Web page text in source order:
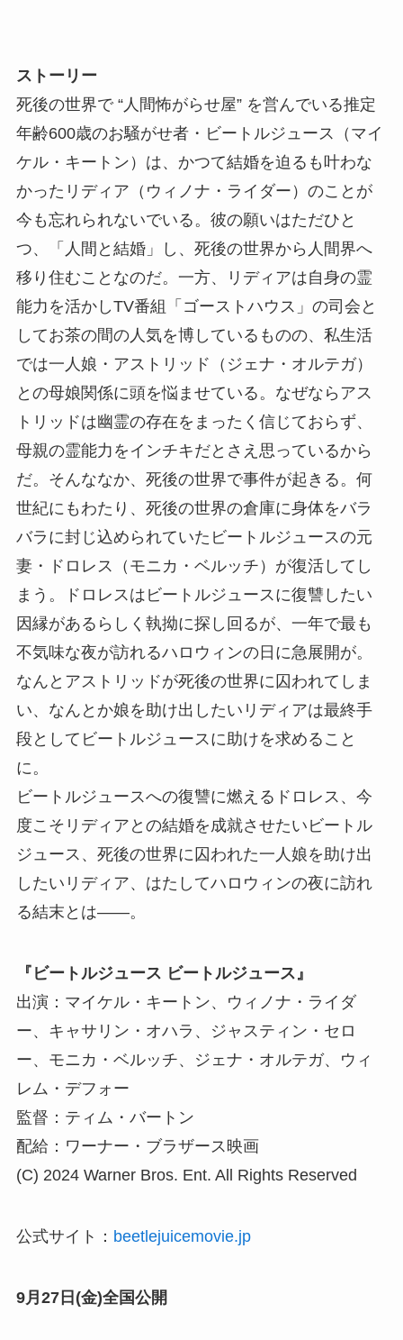
ストーリー
死後の世界で “人間怖がらせ屋” を営んでいる推定
年齢600歳のお騒がせ者・ビートルジュース（マイ
ケル・キートン）は、かつて結婚を迫るも叶わな
かったリディア（ウィノナ・ライダー）のことが
今も忘れられないでいる。彼の願いはただひと
つ、「人間と結婚」し、死後の世界から人間界へ
移り住むことなのだ。一方、リディアは自身の霊
能力を活かしTV番組「ゴーストハウス」の司会と
してお茶の間の人気を博しているものの、私生活
では一人娘・アストリッド（ジェナ・オルテガ）
との母娘関係に頭を悩ませている。なぜならアス
トリッドは幽霊の存在をまったく信じておらず、
母親の霊能力をインチキだとさえ思っているから
だ。そんななか、死後の世界で事件が起きる。何
世紀にもわたり、死後の世界の倉庫に身体をバラ
バラに封じ込められていたビートルジュースの元
妻・ドロレス（モニカ・ベルッチ）が復活してし
まう。ドロレスはビートルジュースに復讐したい
因縁があるらしく執拗に探し回るが、一年で最も
不気味な夜が訪れるハロウィンの日に急展開が。
なんとアストリッドが死後の世界に囚われてしま
い、なんとか娘を助け出したいリディアは最終手
段としてビートルジュースに助けを求めること
に。
ビートルジュースへの復讐に燃えるドロレス、今
度こそリディアとの結婚を成就させたいビートル
ジュース、死後の世界に囚われた一人娘を助け出
したいリディア、はたしてハロウィンの夜に訪れ
る結末とは――。
『ビートルジュース ビートルジュース』
出演：マイケル・キートン、ウィノナ・ライダ
ー、キャサリン・オハラ、ジャスティン・セロ
ー、モニカ・ベルッチ、ジェナ・オルテガ、ウィ
レム・デフォー
監督：ティム・バートン
配給：ワーナー・ブラザース映画
(C) 2024 Warner Bros. Ent. All Rights Reserved
公式サイト： beetlejuicemovie.jp
9月27日(金)全国公開